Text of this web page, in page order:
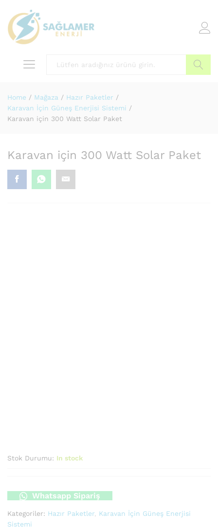
Home / Mağaza / Hazır Paketler /
Karavan İçin Güneş Enerjisi Sistemi /
Karavan için 300 Watt Solar Paket
Karavan için 300 Watt Solar Paket
Stok Durumu: In stock
Whatsapp Sipariş
Kategoriler: Hazır Paketler, Karavan İçin Güneş Enerjisi
Sistemi